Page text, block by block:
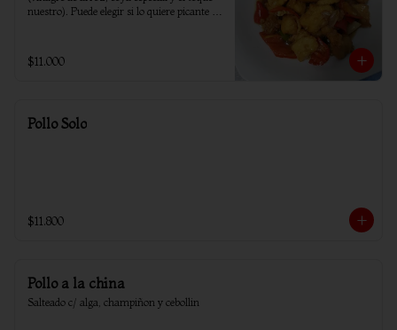
nuestro). Puede elegir si lo quiere picante o
$11.000
Pollo Solo
$11.800
Pollo a la china
Salteado c/ alga, champiñon y cebollin